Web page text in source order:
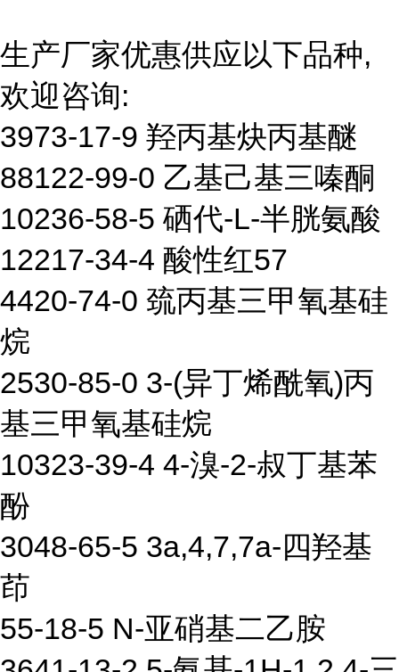
生产厂家优惠供应以下品种,
欢迎咨询:
3973-17-9 羟丙基炔丙基醚
88122-99-0 乙基己基三嗪酮
10236-58-5 硒代-L-半胱氨酸
12217-34-4 酸性红57
4420-74-0 巯丙基三甲氧基硅
烷
2530-85-0 3-(异丁烯酰氧)丙
基三甲氧基硅烷
10323-39-4 4-溴-2-叔丁基苯
酚
3048-65-5 3a,4,7,7a-四羟基
茚
55-18-5 N-亚硝基二乙胺